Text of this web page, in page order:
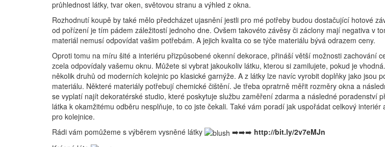
průhlednost látky, tvar oken, světovou stranu a výhled z okna.
Rozhodnutí koupě by také mělo předcházet ujasnění jestli pro mé potřeby budou dostačující hotové
od pořízení je tím pádem záležitostí jednoho dne. Ovšem takovéto závěsy či záclony mají negativa v
materiál nemusí odpovídat vašim potřebám. A jejich kvalita co se týče materiálu bývá odrazem ceny.
Oproti tomu na míru šité a interiéru přizpůsobené okenní dekorace, přináší větší možnosti zachování
zcela odpovídaly vašemu oknu. Můžete si vybrat jakoukoliv látku, kterou si zamilujete, pokud je
několik druhů od moderních kolejnic po klasické garnýže. A z látky lze navíc vyrobit doplňky jako jsou
materiálu. Některé materiály potřebují chemické čištění. Je třeba opratrně měřit rozměry okna a
se vyplatí najít dekoratérské studio, které poskytuje službu zaměření zdarma a následné poradenství
látka k okamžitému odběru nesplňuje, to co jste čekali. Také vám poradí jak uspořádat celkový
pro kolejnice.
Rádi vám pomůžeme s výběrem vysněné látky
➡️➡️➡️ http://bit.ly/2v7eMJn